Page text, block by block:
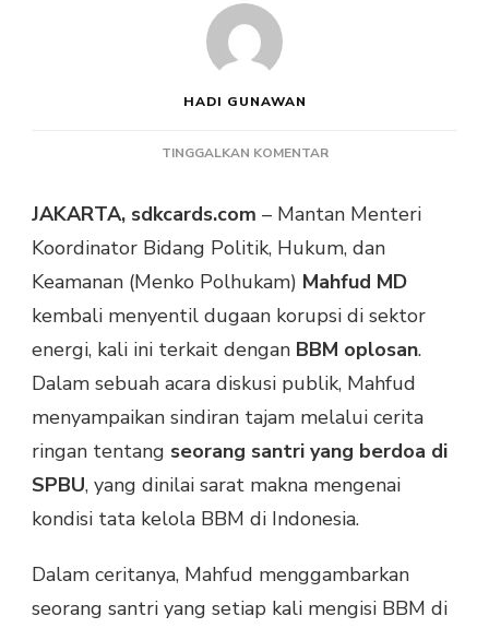
HADI GUNAWAN
TINGGALKAN KOMENTARPADA
SINDIR
DUGAAN
BBM
OPLOSAN
CERITA
DOA
DI
SPBU
JAKARTA, sdkcards.com – Mantan Menteri
Koordinator Bidang Politik, Hukum, dan
Keamanan (Menko Polhukam) Mahfud MD
kembali menyentil dugaan korupsi di sektor
energi, kali ini terkait dengan BBM oplosan.
Dalam sebuah acara diskusi publik, Mahfud
menyampaikan sindiran tajam melalui cerita
ringan tentang seorang santri yang berdoa di
SPBU, yang dinilai sarat makna mengenai
kondisi tata kelola BBM di Indonesia.
Dalam ceritanya, Mahfud menggambarkan
seorang santri yang setiap kali mengisi BBM di